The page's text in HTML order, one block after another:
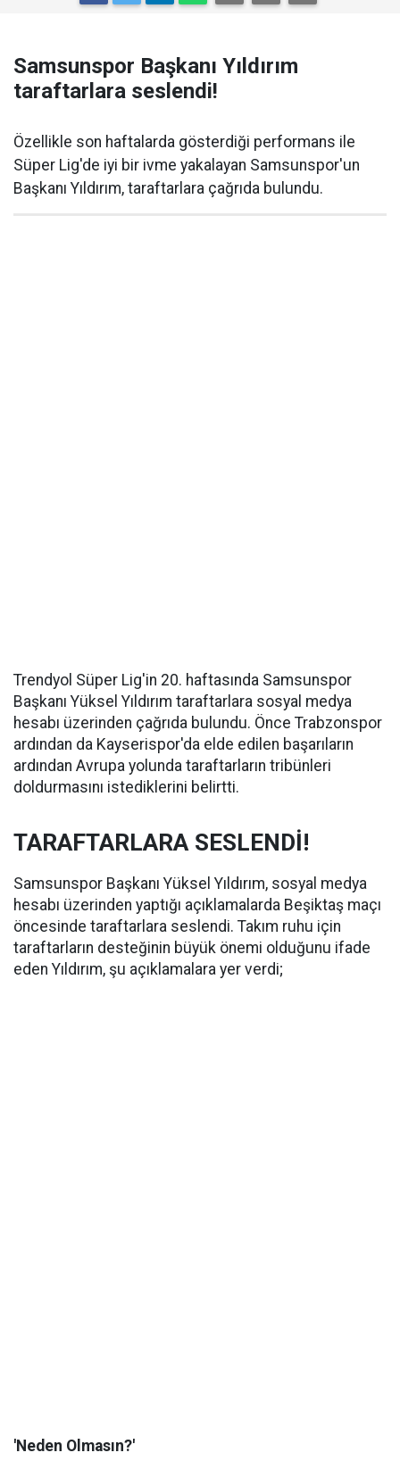
Samsunspor Başkanı Yıldırım
taraftarlara seslendi!
Özellikle son haftalarda gösterdiği performans ile
Süper Lig'de iyi bir ivme yakalayan Samsunspor'un
Başkanı Yıldırım, taraftarlara çağrıda bulundu.
Trendyol Süper Lig'in 20. haftasında Samsunspor
Başkanı Yüksel Yıldırım taraftarlara sosyal medya
hesabı üzerinden çağrıda bulundu. Önce Trabzonspor
ardından da Kayserispor'da elde edilen başarıların
ardından Avrupa yolunda taraftarların tribünleri
doldurmasını istediklerini belirtti.
TARAFTARLARA SESLENDİ!
Samsunspor Başkanı Yüksel Yıldırım, sosyal medya
hesabı üzerinden yaptığı açıklamalarda Beşiktaş maçı
öncesinde taraftarlara seslendi. Takım ruhu için
taraftarların desteğinin büyük önemi olduğunu ifade
eden Yıldırım, şu açıklamalara yer verdi;
'Neden Olmasın?'